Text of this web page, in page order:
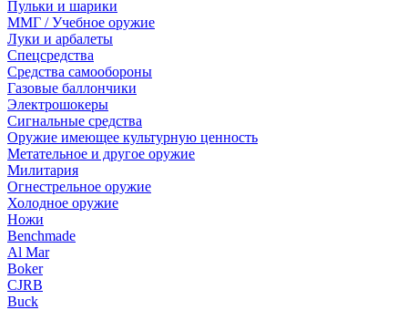
Пульки и шарики
ММГ / Учебное оружие
Луки и арбалеты
Спецсредства
Средства самообороны
Газовые баллончики
Электрошокеры
Сигнальные средства
Оружие имеющее культурную ценность
Метательное и другое оружие
Милитария
Огнестрельное оружие
Холодное оружие
Ножи
Benchmade
Al Mar
Boker
CJRB
Buck